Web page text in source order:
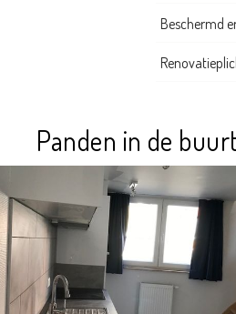
Beschermd
Panden in de
25 m²